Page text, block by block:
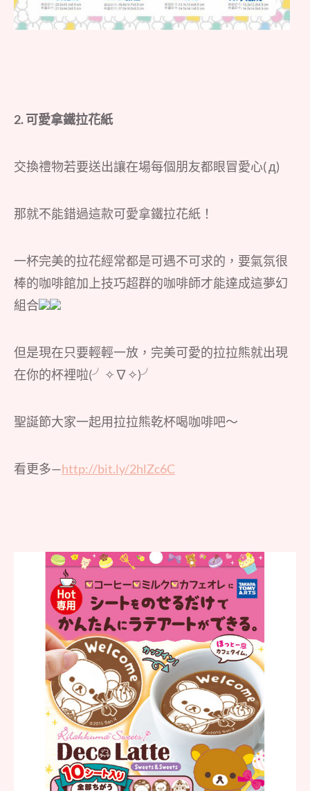
2. 可愛拿鐵拉花紙
交換禮物若要送出讓在場每個朋友都眼冒愛心( д)
那就不能錯過這款可愛拿鐵拉花紙！
一杯完美的拉花經常都是可遇不可求的，要氣氛很
棒的咖啡館加上技巧超群的咖啡師才能達成這夢幻
組合
但是現在只要輕輕一放，完美可愛的拉拉熊就出現
在你的杯裡啦(╯✧∇✧)╯
聖誕節大家一起用拉拉熊乾杯喝咖啡吧～
看更多—http://bit.ly/2hlZc6C